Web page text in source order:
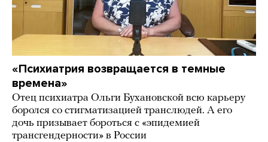
«Психиатрия возвращается в темные
времена»
Отец психиатра Ольги Бухановской всю карьеру
боролся со стигматизацией транслюдей. А его
дочь призывает бороться с «эпидемией
трансгендерности» в России